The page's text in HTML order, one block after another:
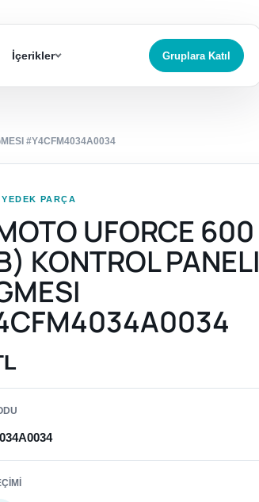
İçerikler Gruplara Katıl
#Y4CFM4034A0034
PARÇA
UFORCE 600
KONTROL PANELI